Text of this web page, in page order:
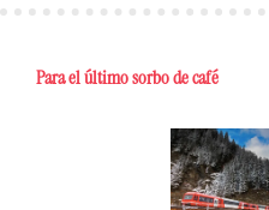
Para el último sorbo de café